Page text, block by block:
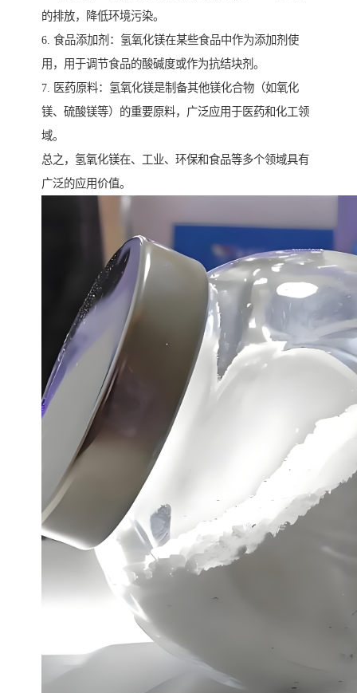
的排放，降低环境污染。
6. 食品添加剂：氢氧化镁在某些食品中作为添加剂使
用，用于调节食品的酸碱度或作为抗结块剂。
7. 医药原料：氢氧化镁是制备其他镁化合物（如氧化
镁、硫酸镁等）的重要原料，广泛应用于医药和化工领
域。
总之，氢氧化镁在、工业、环保和食品等多个领域具有
广泛的应用价值。